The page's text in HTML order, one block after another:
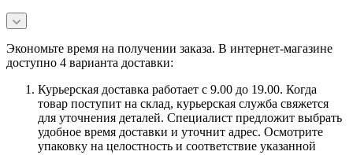
Экономьте время на получении заказа. В интернет-магазине
доступно 4 варианта доставки:
Курьерская доставка работает с 9.00 до 19.00. Когда
товар поступит на склад, курьерская служба свяжется
для уточнения деталей. Специалист предложит выбрать
удобное время доставки и уточнит адрес. Осмотрите
упаковку на целостность и соответствие указанной